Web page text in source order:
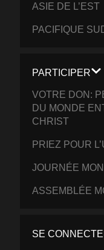
ASIE DE L’EST
PACIFIQUE
PARTICIPER
VOTRE DON:
DU MONDE
CHRIST
PRIEZ POUR
JOURNÉE
ASSEMBLÉE
SE